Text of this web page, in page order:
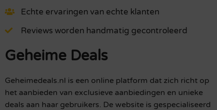
Echte ervaringen van echte klanten
Reviews worden handmatig gecontroleerd
Geheime Deals
Geheimedeals.nl is een online platform dat zich richt op
het aanbieden van exclusieve aanbiedingen en unieke
deals aan haar gebruikers. De website is gespecialiseerd